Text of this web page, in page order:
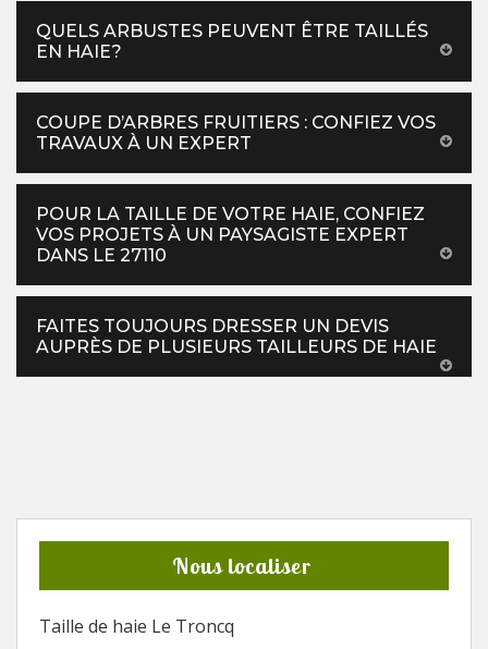
QUELS ARBUSTES PEUVENT ÊTRE TAILLÉS
EN HAIE?
COUPE D’ARBRES FRUITIERS : CONFIEZ VOS
TRAVAUX À UN EXPERT
POUR LA TAILLE DE VOTRE HAIE, CONFIEZ
VOS PROJETS À UN PAYSAGISTE EXPERT
DANS LE 27110
FAITES TOUJOURS DRESSER UN DEVIS
AUPRÈS DE PLUSIEURS TAILLEURS DE HAIE
Nous localiser
Taille de haie Le Troncq